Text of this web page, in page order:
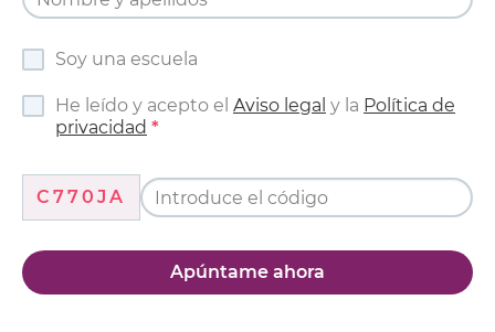
Soy una escuela
He leído y acepto el Aviso legal y la Política de
privacidad
C770JA
Apúntame ahora